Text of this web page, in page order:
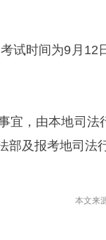
试时间为9月12
宜，由本地司法
及报考地司法
本文来